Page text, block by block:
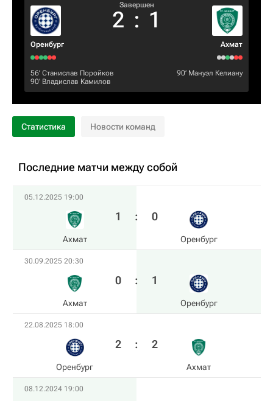
Оренбург
Завершен
2 : 1
Ахмат
56‎’‎ Станислав Поройков
90‎’‎ Владислав Камилов
90‎’‎ Мануэл Келиану
Статистика Новости команд
Последние матчи между собой
05.12.2025 19:00
Ахмат
1 : 0
Оренбург
30.09.2025 20:30
Ахмат
0 : 1
Оренбург
22.08.2025 18:00
Оренбург
2 : 2
Ахмат
08.12.2024 19:00